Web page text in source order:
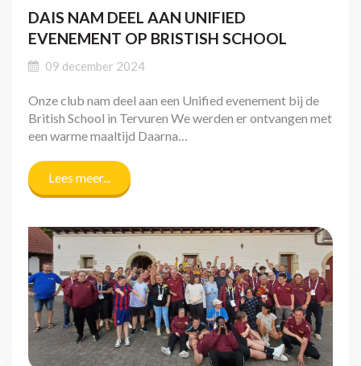
DAIS NAM DEEL AAN UNIFIED
EVENEMENT OP BRISTISH SCHOOL
09 december 2024
Onze club nam deel aan een Unified evenement bij de
British School in Tervuren We werden er ontvangen met
een warme maaltijd Daarna…
Lees meer...